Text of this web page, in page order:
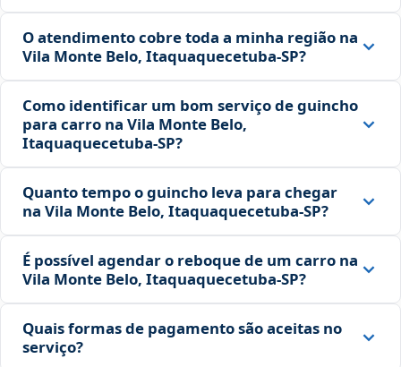
O atendimento cobre toda a minha região na
Vila Monte Belo, Itaquaquecetuba‑SP?
Como identificar um bom serviço de guincho
para carro na Vila Monte Belo,
Itaquaquecetuba‑SP?
Quanto tempo o guincho leva para chegar
na Vila Monte Belo, Itaquaquecetuba‑SP?
É possível agendar o reboque de um carro na
Vila Monte Belo, Itaquaquecetuba‑SP?
Quais formas de pagamento são aceitas no
serviço?